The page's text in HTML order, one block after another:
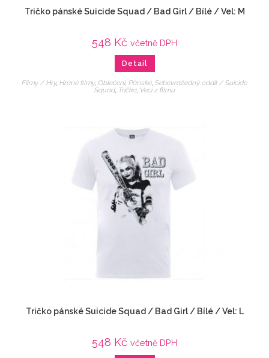
Tričko pánské Suicide Squad / Bad Girl / Bílé / Vel: M
548 Kč včetně DPH
Detail
Filmy / Hry, Hrané filmy, Oblečení, Pánské, Sebevražedný oddíl / Suicide
Squad, Trička, Veci z filmu
Tričko pánské Suicide Squad / Bad Girl / Bílé / Vel: L
548 Kč včetně DPH